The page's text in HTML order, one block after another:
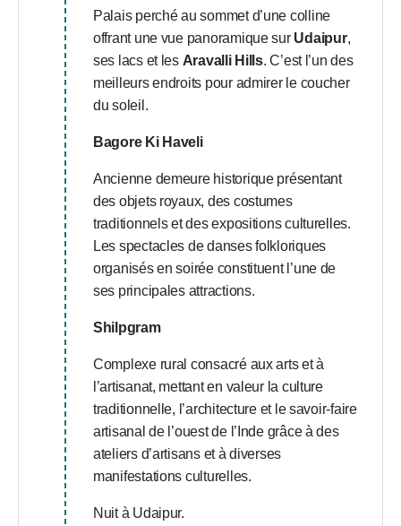
Palais perché au sommet d’une colline
offrant une vue panoramique sur Udaipur,
ses lacs et les Aravalli Hills. C’est l’un des
meilleurs endroits pour admirer le coucher
du soleil.
Bagore Ki Haveli
Ancienne demeure historique présentant
des objets royaux, des costumes
traditionnels et des expositions culturelles.
Les spectacles de danses folkloriques
organisés en soirée constituent l’une de
ses principales attractions.
Shilpgram
Complexe rural consacré aux arts et à
l’artisanat, mettant en valeur la culture
traditionnelle, l’architecture et le savoir-faire
artisanal de l’ouest de l’Inde grâce à des
ateliers d’artisans et à diverses
manifestations culturelles.
Nuit à Udaipur.